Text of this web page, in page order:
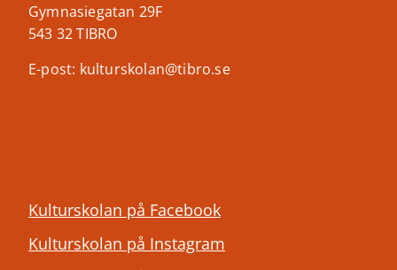
Gymnasiegatan 29F
543 32 TIBRO
E-post: kulturskolan@tibro.se
Kulturskolan på Facebook
Kulturskolan på Instagram